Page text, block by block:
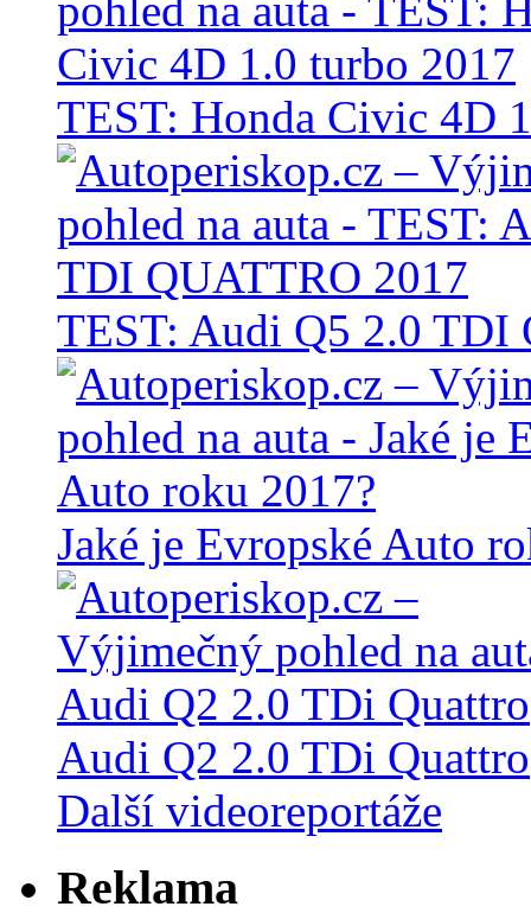
TEST: Honda Civic 4D
TEST: Audi Q5 2.0 TDI
Jaké je Evropské Auto
Audi Q2 2.0 TDi Quattro
Další videoreportáže
Reklama